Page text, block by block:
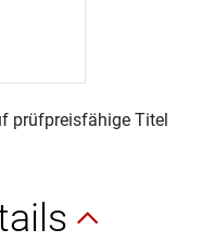
prüfpreisfähige Titel